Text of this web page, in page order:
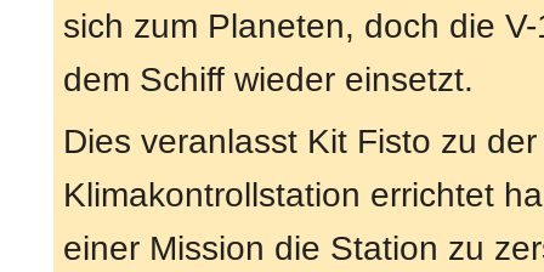
sich zum Planeten, doch die
dem Schiff wieder einsetzt.
Dies veranlasst Kit Fisto zu
Klimakontrollstation errichtet
einer Mission die Station zu